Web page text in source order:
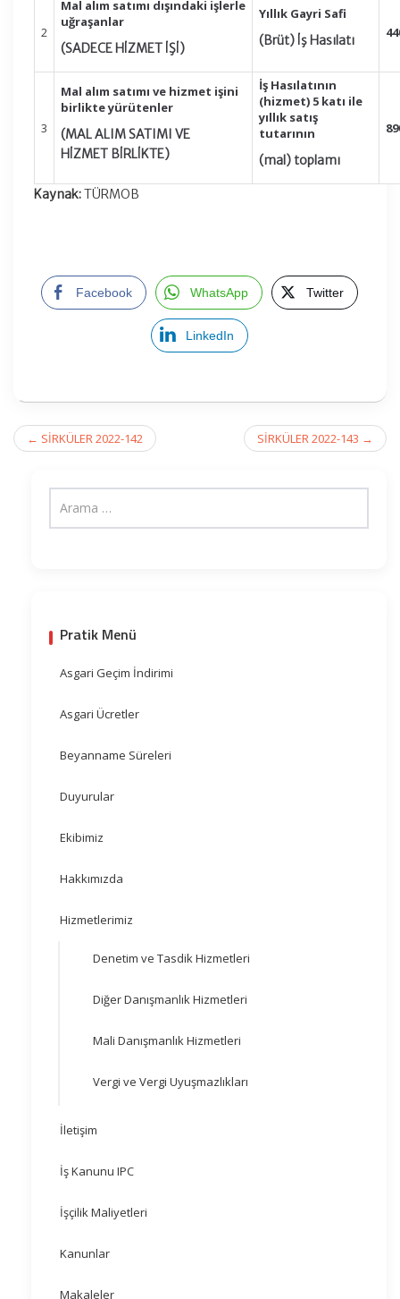
2
Mal alım satımı dışındaki işlerle
uğraşanlar
(SADECE HİZMET İŞİ)
Yıllık Gayri Safi
(Brüt) İş Hasılatı
3
Mal alım satımı ve hizmet işini
birlikte yürütenler
(MAL ALIM SATIMI VE
HİZMET BİRLİKTE)
İş Hasılatının
(hizmet) 5 katı ile
yıllık satış
tutarının
(mal) toplamı
Kaynak:TÜRMOB
Facebook WhatsApp Twitter
LinkedIn
Post
navigation
← SİRKÜLER 2022-142 SİRKÜLER 2022-143 →
Pratik Menü
Asgari Geçim İndirimi
Asgari Ücretler
Beyanname Süreleri
Duyurular
Ekibimiz
Hakkımızda
Hizmetlerimiz
Denetim ve Tasdik Hizmetleri
Diğer Danışmanlık Hizmetleri
Mali Danışmanlık Hizmetleri
Vergi ve Vergi Uyuşmazlıkları
İletişim
İş Kanunu IPC
İşçilik Maliyetleri
Kanunlar
Makaleler